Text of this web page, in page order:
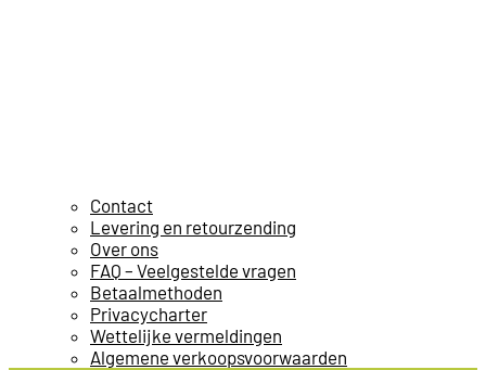
Contact
Levering en retourzending
Over ons
FAQ – Veelgestelde vragen
Betaalmethoden
Privacycharter
Wettelijke vermeldingen
Algemene verkoopsvoorwaarden